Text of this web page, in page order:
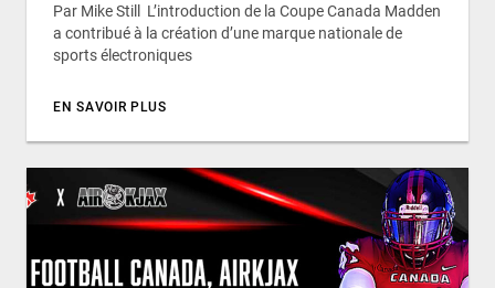
Par Mike Still L’introduction de la Coupe Canada Madden
a contribué à la création d’une marque nationale de
sports électroniques
EN SAVOIR PLUS